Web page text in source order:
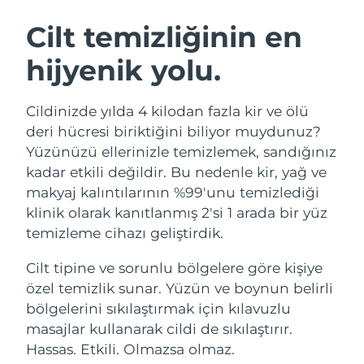
Cilt temizliğinin en
hijyenik yolu.
Cildinizde yılda 4 kilodan fazla kir ve ölü
deri hücresi biriktiğini biliyor muydunuz?
Yüzünüzü ellerinizle temizlemek, sandığınız
kadar etkili değildir. Bu nedenle kir, yağ ve
makyaj kalıntılarının %99'unu temizlediği
klinik olarak kanıtlanmış 2'si 1 arada bir yüz
temizleme cihazı geliştirdik.
Cilt tipine ve sorunlu bölgelere göre kişiye
özel temizlik sunar. Yüzün ve boynun belirli
bölgelerini sıkılaştırmak için kılavuzlu
masajlar kullanarak cildi de sıkılaştırır.
Hassas. Etkili. Olmazsa olmaz.
LUNA™ 4 seti
Anti-aging massage
LUNA™ 4 Plus
Massage, LED heating
LUNA™ 4 Men
For men, anti-aging massage
BEAR™ 2 seti
Microcurrent toning
BEAR™ 2 go
Microcurrent toning on-the-go
BEAR™ 2 eyes & lips
Microcurrent line smoothing device
Nemlendirme
UFO™ 3 seti
Deep facial hydration
UFO™ 3 LED
Near-infrared and red light therapy
device
Ağız bakımı
issa™ 4
Hybrid silicone sonic toothbrush
issa™ 4 plus
Smart hybrid silicone sonic toothbrush
FAQ™ YAŞLANMA KARŞITI BAKIM
Yaşlanma karşıtı LED bakım
NEW
Avusturya Tahmini teslim tarihi
Bahreyn Tahmini teslim tarihi
Belçika Tahmini teslim tarihi১০/৮/২৬
Bermuda Tahmini teslim tarihi১৬/৮/২৬
Bosna-Hersek Tahmini teslim tarihi১৩/৮/২৬
Brunei Tahmini teslim tarihi
Bulgaristan Tahmini teslim tarihi১০/৮/২৬
Kanada Tahmini teslim tarihi
Şili Tahmini teslim tarihi